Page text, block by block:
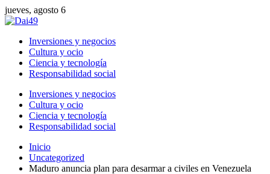
jueves, agosto 6
Inversiones y negocios
Cultura y ocio
Ciencia y tecnología
Responsabilidad social
Inversiones y negocios
Cultura y ocio
Ciencia y tecnología
Responsabilidad social
Inicio
Uncategorized
Maduro anuncia plan para desarmar a civiles en Venezuela